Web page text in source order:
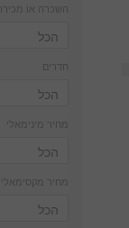
השכרה או מכירה
חדרים
מחיר מינימאלי
מחיר מקסימאלי